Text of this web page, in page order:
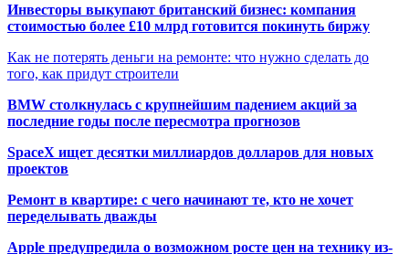
Инвесторы выкупают британский бизнес: компания
стоимостью более £10 млрд готовится покинуть биржу
Как не потерять деньги на ремонте: что нужно сделать до
того, как придут строители
BMW столкнулась с крупнейшим падением акций за
последние годы после пересмотра прогнозов
SpaceX ищет десятки миллиардов долларов для новых
проектов
Ремонт в квартире: с чего начинают те, кто не хочет
переделывать дважды
Apple предупредила о возможном росте цен на технику из-